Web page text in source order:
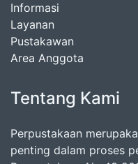
Informasi
Layanan
Pustakawan
Area Anggota
Tentang Kami
Perpustakaan
penting dalam proses